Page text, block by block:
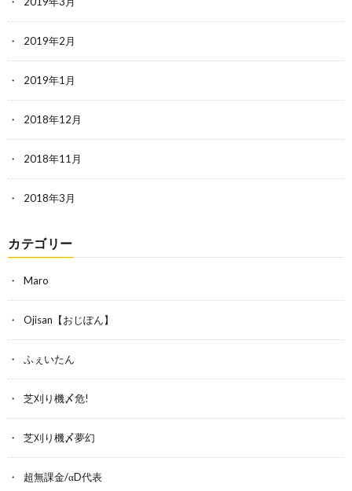
2019年2月
2019年1月
2018年12月
2018年11月
2018年3月
カテゴリー
Maro
Ojisan【おじぽん】
ふぇいたん
芝刈り機〆危!
芝刈り機〆夢幻
超無課金/αD代表